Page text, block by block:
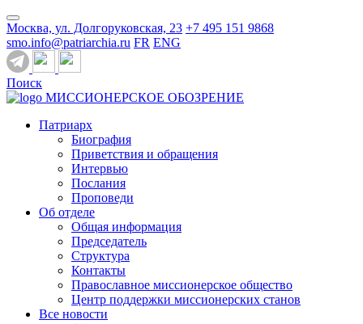
Москва, ул. Долгоруковская, 23 +7 495 151 9868
smo.info@patriarchia.ru FR ENG
Поиск
МИССИОНЕРСКОЕ ОБОЗРЕНИЕ
Патриарх
Биография
Приветствия и обращения
Интервью
Послания
Проповеди
Об отделе
Общая информация
Председатель
Структура
Контакты
Православное миссионерское общество
Центр поддержки миссионерских станов
Все новости